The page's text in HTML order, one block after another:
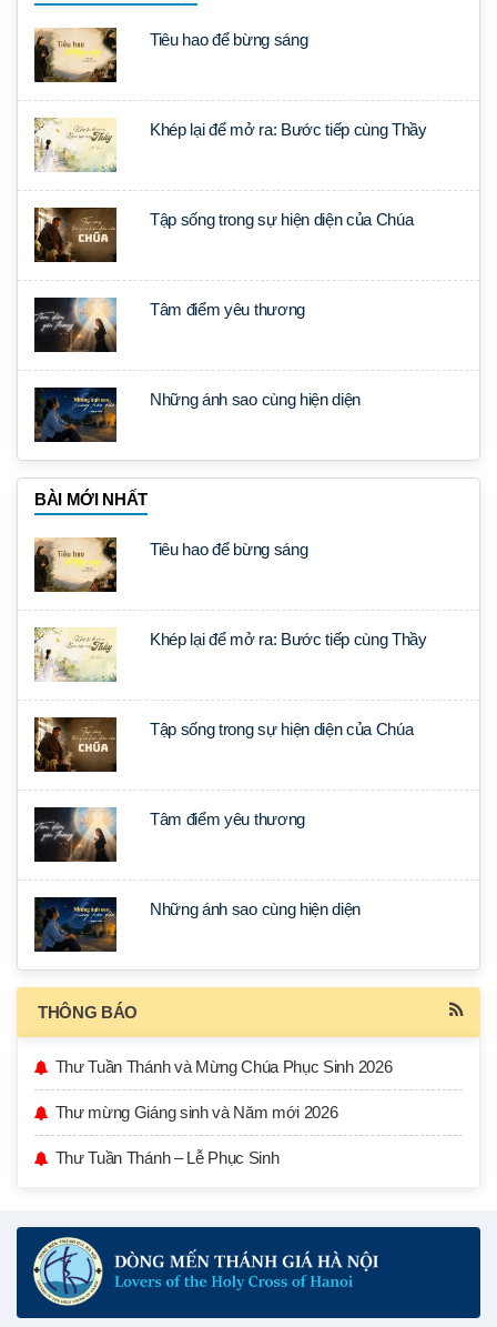
Tiêu hao để bừng sáng
Khép lại để mở ra: Bước tiếp cùng Thầy
Tập sống trong sự hiện diện của Chúa
Tâm điểm yêu thương
Những ánh sao cùng hiện diện
BÀI MỚI NHẤT
Tiêu hao để bừng sáng
Khép lại để mở ra: Bước tiếp cùng Thầy
Tập sống trong sự hiện diện của Chúa
Tâm điểm yêu thương
Những ánh sao cùng hiện diện
THÔNG BÁO
Thư Tuần Thánh và Mừng Chúa Phục Sinh 2026
Thư mừng Giáng sinh và Năm mới 2026
Thư Tuần Thánh – Lễ Phục Sinh